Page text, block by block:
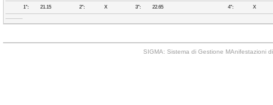
1°: 21.15 2°: X 3°: 22.65 4°: X
SIGMA: Sistema di Gestione MAnifestazioni